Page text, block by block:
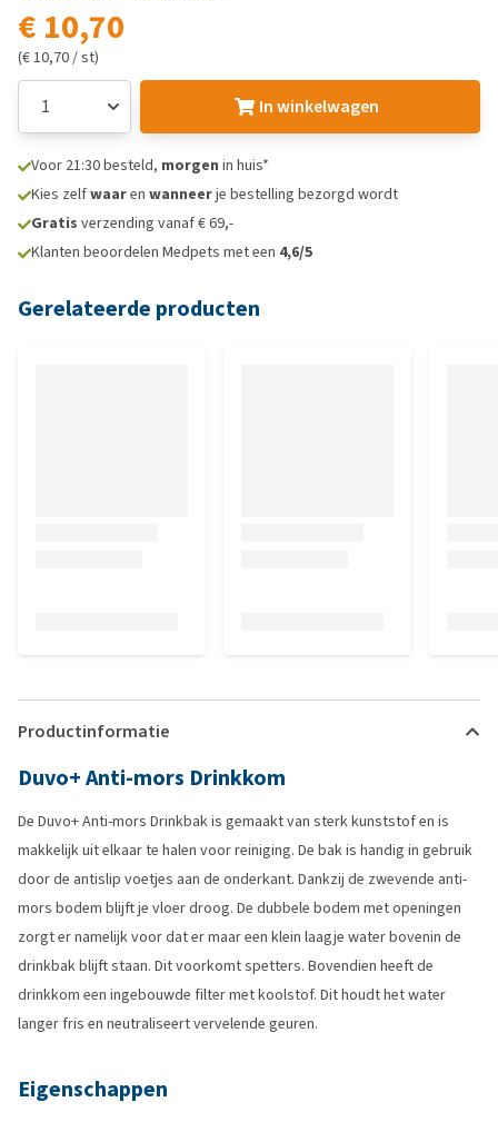
€ 10,70
(€ 10,70 / st)
In winkelwagen
Voor 21:30 besteld, morgen in huis*
Kies zelfwaaren wanneerje bestelling bezorgd wordt
Gratis verzending vanaf € 69,-
Klanten beoordelen Medpets met een 4,6/5
Gerelateerde producten
Productinformatie
Duvo+ Anti-mors Drinkkom
De Duvo+ Anti-mors Drinkbak is gemaakt van sterk kunststof en is
makkelijk uit elkaar te halen voor reiniging. De bak is handig in gebruik
door de antislip voetjes aan de onderkant. Dankzij de zwevende anti-
mors bodem blijft je vloer droog. De dubbele bodem met openingen
zorgt er namelijk voor dat er maar een klein laagje water bovenin de
drinkbak blijft staan. Dit voorkomt spetters. Bovendien heeft de
drinkkom een ingebouwde filter met koolstof. Dit houdt het water
langer fris en neutraliseert vervelende geuren.
Eigenschappen